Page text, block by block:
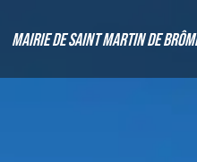
Mairie de Saint Martin de